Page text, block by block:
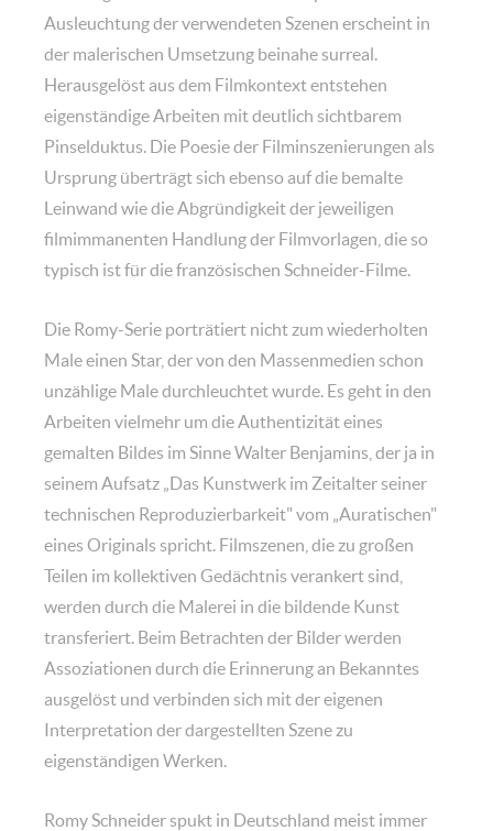
Ausleuchtung der verwendeten Szenen erscheint in
der malerischen Umsetzung beinahe surreal.
Herausgelöst aus dem Filmkontext entstehen
eigenständige Arbeiten mit deutlich sichtbarem
Pinselduktus. Die Poesie der Filminszenierungen als
Ursprung überträgt sich ebenso auf die bemalte
Leinwand wie die Abgründigkeit der jeweiligen
filmimmanenten Handlung der Filmvorlagen, die so
typisch ist für die französischen Schneider-Filme.
Die Romy-Serie porträtiert nicht zum wiederholten
Male einen Star, der von den Massenmedien schon
unzählige Male durchleuchtet wurde. Es geht in den
Arbeiten vielmehr um die Authentizität eines
gemalten Bildes im Sinne Walter Benjamins, der ja in
seinem Aufsatz „Das Kunstwerk im Zeitalter seiner
technischen Reproduzierbarkeit" vom „Auratischen"
eines Originals spricht. Filmszenen, die zu großen
Teilen im kollektiven Gedächtnis verankert sind,
werden durch die Malerei in die bildende Kunst
transferiert. Beim Betrachten der Bilder werden
Assoziationen durch die Erinnerung an Bekanntes
ausgelöst und verbinden sich mit der eigenen
Interpretation der dargestellten Szene zu
eigenständigen Werken.
Romy Schneider spukt in Deutschland meist immer